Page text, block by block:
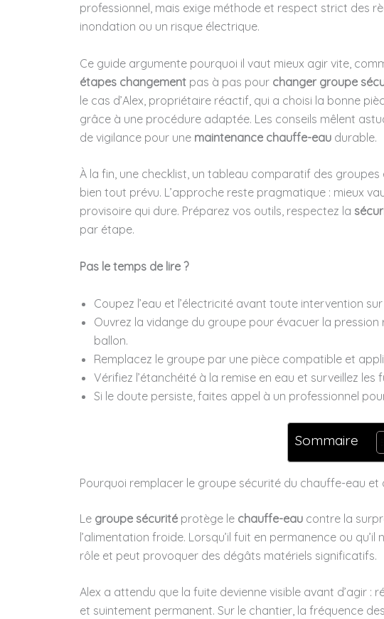
professionnel, mais exige méthode et respect strict des
inondation ou un risque électrique.
Ce guide argumente pourquoi il vaut mieux agir vite,
étapes changement pas à pas pour changer groupe
le cas d’Alex, propriétaire réactif, qui a choisi la bonne
grâce à une procédure adaptée. Les conseils mêlent
de vigilance pour une maintenance chauffe-eau durable.
À la fin, une checklist, un tableau comparatif des groupes
bien tout prévu. L’approche reste pragmatique : mieux
provisoire qui dure. Préparez vos outils, respectez la
par étape.
Pas le temps de lire ?
Coupez l’eau et l’électricité avant toute intervention
Ouvrez la vidange du groupe pour évacuer la
ballon.
Remplacez le groupe par une pièce compatible et
Vérifiez l’étanchéité à la remise en eau et surveillez les
Si le doute persiste, faites appel à un professionnel
Sommaire
Pourquoi remplacer le groupe sécurité du chauffe-eau et
Le groupe sécurité protège le chauffe-eau contre la
l’alimentation froide. Lorsqu’il fuit en permanence ou
rôle et peut provoquer des dégâts matériels significatifs.
Alex a attendu que la fuite devienne visible avant d’agir
et suintement permanent. Sur le chantier, la fréquence